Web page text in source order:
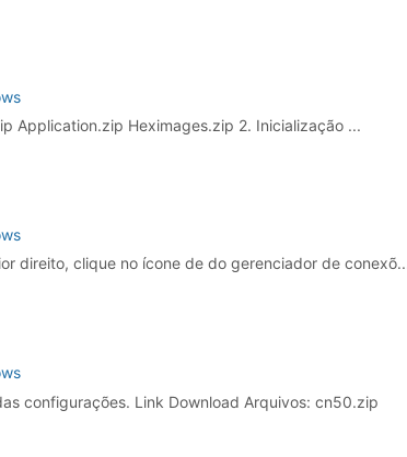
Application.zip Heximages.zip 2. Inicialização ...
direito, clique no ícone de do gerenciador de
configurações. Link Download Arquivos: cn50.zip